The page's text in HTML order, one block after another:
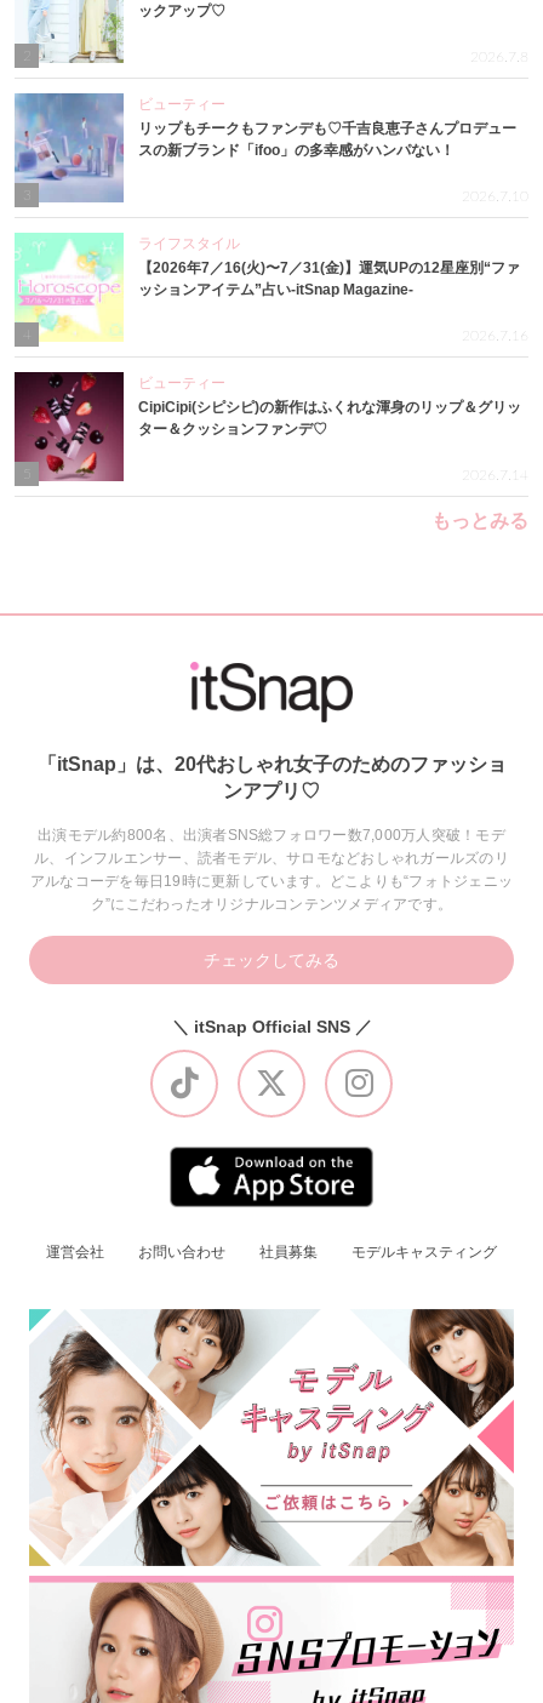
ックアップ♡
2026.7.8
3
ビューティー
リップもチークもファンデも♡千吉良恵子さんプロデュー
スの新ブランド「ifoo」の多幸感がハンパない！
2026.7.10
4
ライフスタイル
【2026年7／16(火)〜7／31(金)】運気UPの12星座別“ファ
ッションアイテム”占い-itSnap Magazine-
2026.7.16
ビューティー
CipiCipi(シピシピ)の新作はふくれな渾身のリップ＆グリッ
ター＆クッションファンデ♡
2026.7.14
もっとみる
「itSnap」は、20代おしゃれ女子のためのファッショ
ンアプリ♡
出演モデル約800名、出演者SNS総フォロワー数7,000万人突破！モデ
ル、インフルエンサー、読者モデル、サロモなどおしゃれガールズのリ
アルなコーデを毎日19時に更新しています。どこよりも“フォトジェニッ
ク”にこだわったオリジナルコンテンツメディアです。
チェックしてみる
＼ itSnap Official SNS ／
運営会社 お問い合わせ 社員募集 モデルキャスティング